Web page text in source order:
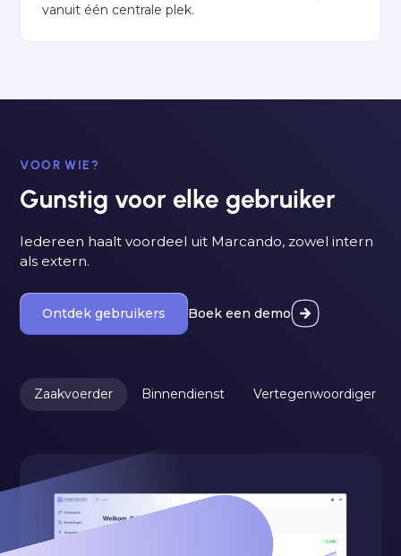
vanuit één centrale plek.
VOOR WIE?
Gunstig voor elke gebruiker
Iedereen haalt voordeel uit Marcando, zowel intern
als extern.
Ontdek gebruikers Boek een demo
Zaakvoerder Binnendienst Vertegenwoordiger